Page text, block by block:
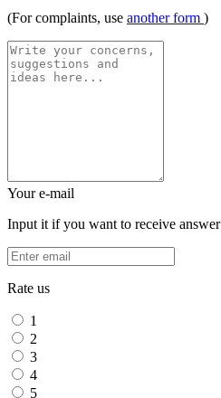
(For complaints, use another form )
Your e-mail
Input it if you want to receive answer
Rate us
1
2
3
4
5